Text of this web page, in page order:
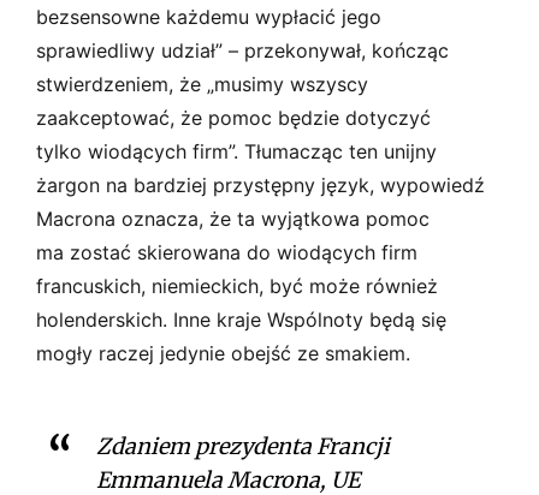
bezsensowne każdemu wypłacić jego
sprawiedliwy udział” – przekonywał, kończąc
stwierdzeniem, że „musimy wszyscy
zaakceptować, że pomoc będzie dotyczyć
tylko wiodących firm”. Tłumacząc ten unijny
żargon na bardziej przystępny język, wypowiedź
Macrona oznacza, że ta wyjątkowa pomoc
ma zostać skierowana do wiodących firm
francuskich, niemieckich, być może również
holenderskich. Inne kraje Wspólnoty będą się
mogły raczej jedynie obejść ze smakiem.
Zdaniem prezydenta Francji
Emmanuela Macrona, UE